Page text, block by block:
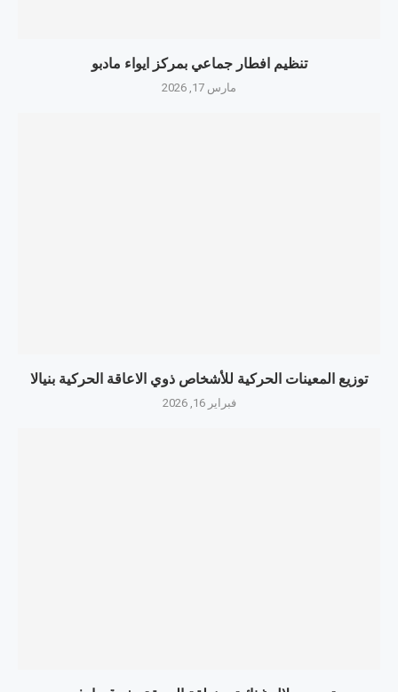
تنظيم افطار جماعي بمركز ايواء مادبو
مارس 17, 2026
توزيع المعينات الحركية للأشخاص ذوي الاعاقة الحركية بنيالا
فبراير 16, 2026